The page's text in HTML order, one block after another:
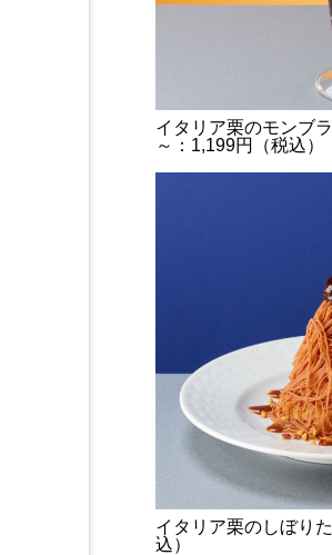
イタリア栗のモンブ
～：1,199円（税込）
イタリア栗のしぼり
込）